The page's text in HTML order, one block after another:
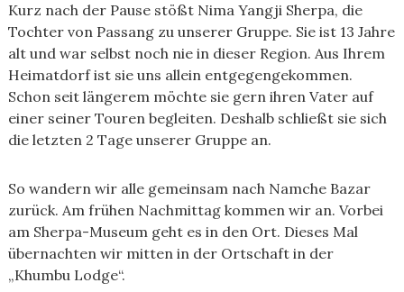
Kurz nach der Pause stößt Nima Yangji Sherpa, die
Tochter von Passang zu unserer Gruppe. Sie ist 13 Jahre
alt und war selbst noch nie in dieser Region. Aus Ihrem
Heimatdorf ist sie uns allein entgegengekommen.
Schon seit längerem möchte sie gern ihren Vater auf
einer seiner Touren begleiten. Deshalb schließt sie sich
die letzten 2 Tage unserer Gruppe an.
So wandern wir alle gemeinsam nach Namche Bazar
zurück. Am frühen Nachmittag kommen wir an. Vorbei
am Sherpa-Museum geht es in den Ort. Dieses Mal
übernachten wir mitten in der Ortschaft in der
„Khumbu Lodge“.